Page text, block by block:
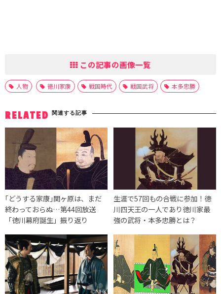
この記事の画像一覧
人物 徳川家康 戦国時代 戦国武将 本多忠勝
RELATED 関連する記事
｢どうする家康｣関ヶ原は、まだ
終わっておらぬ…第44回放送
「徳川幕府誕生」振り返り
生涯で57回もの合戦に参加！徳
川四天王の一人であり徳川家最
強の武将・本多忠勝とは？